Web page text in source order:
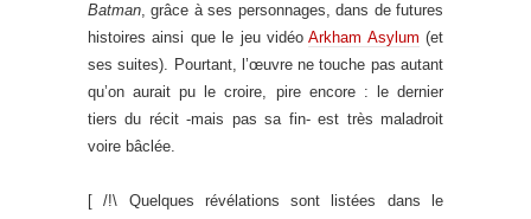
Batman, grâce à ses personnages, dans de futures
histoires ainsi que le jeu vidéoArkham Asylum (et
ses suites). Pourtant, l’œuvre ne touche pas autant
qu’on aurait pu le croire, pire encore : le dernier
tiers du récit -mais pas sa fin- est très maladroit
voire bâclée.
[ /!\ Quelques révélations sont listées dans le